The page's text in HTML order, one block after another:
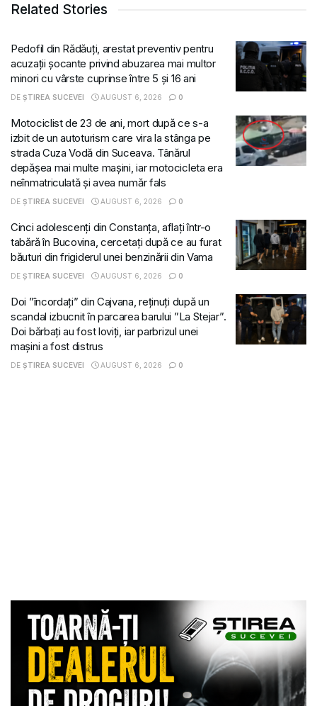
Related Stories
Pedofil din Rădăuți, arestat preventiv pentru
acuzații șocante privind abuzarea mai multor
minori cu vârste cuprinse între 5 și 16 ani
DE ȘTIREA SUCEVEI AUGUST 6, 2026 0
Motociclist de 23 de ani, mort după ce s-a
izbit de un autoturism care vira la stânga pe
strada Cuza Vodă din Suceava. Tânărul
depășea mai multe mașini, iar motocicleta era
neînmatriculată și avea număr fals
DE ȘTIREA SUCEVEI AUGUST 6, 2026 0
Cinci adolescenți din Constanța, aflați într-o
tabără în Bucovina, cercetați după ce au furat
băuturi din frigiderul unei benzinării din Vama
DE ȘTIREA SUCEVEI AUGUST 6, 2026 0
Doi ”încordați” din Cajvana, reținuți după un
scandal izbucnit în parcarea barului ”La Stejar”.
Doi bărbați au fost loviți, iar parbrizul unei
mașini a fost distrus
DE ȘTIREA SUCEVEI AUGUST 6, 2026 0